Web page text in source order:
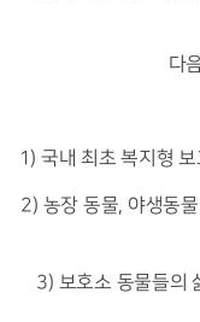
다
1) 국내 최초 복지형
2) 농장 동물, 야생동
3) 보호소 동물들의